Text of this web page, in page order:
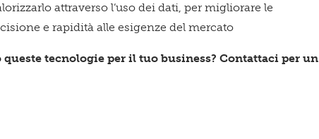
attraverso l’uso dei dati, per migliorare le
e rapidità alle esigenze del mercato
tecnologie per il tuo business? Contattaci per un